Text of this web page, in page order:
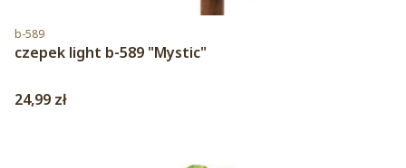
Kod produktu
b-589
czepek light b-589 "Mystic"
Cena
24,99 zł